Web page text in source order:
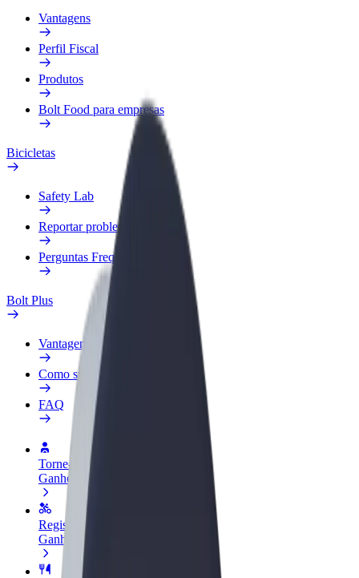
Vantagens
Perfil Fiscal
Produtos
Bolt Food para empresas
Bicicletas
Safety Lab
Reportar problema
Perguntas Frequentes
Bolt Plus
Vantagens
Como subscrever
FAQ
Torne-se motorista
Ganhe dinheiro quando quiser
Registe a sua frota de estafetas
Ganhe dinheiro a entregar refeições